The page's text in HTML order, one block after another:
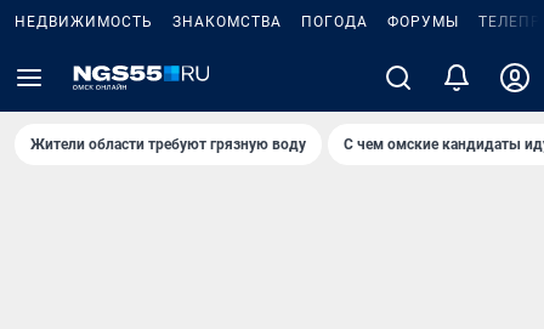
НЕДВИЖИМОСТЬ ЗНАКОМСТВА ПОГОДА ФОРУМЫ
Жители области требуют грязную воду С чем омские кандидаты